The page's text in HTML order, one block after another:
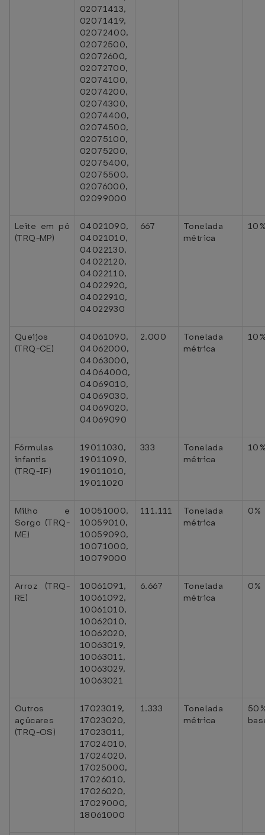
02071413,
02071419,
02072400,
02072500,
02072600,
02072700,
02074100,
02074200,
02074300,
02074400,
02074500,
02075100,
02075200,
02075400,
02075500,
02076000,
02099000
Leite em pó
(TRQ-MP)
04021090,
04021010,
04022130,
04022120,
04022110,
04022920,
04022910,
04022930
667
Tonelada
métrica
Queijos
(TRQ-CE)
04061090,
04062000,
04063000,
04064000,
04069010,
04069030,
04069020,
04069090
2.000
Tonelada
métrica
Fórmulas
infantis
(TRQ-IF)
19011030,
19011090,
19011010,
19011020
333
Tonelada
métrica
Milho e
Sorgo (TRQ-
ME)
10051000,
10059010,
10059090,
10071000,
10079000
111.111
Tonelada
métrica
0%
Arroz (TRQ-
RE)
10061091,
10061092,
10061010,
10062010,
10062020,
10063019,
10063011,
10063029,
10063021
6.667
Tonelada
métrica
0%
Outros
açúcares
(TRQ-OS)
17023019,
17023020,
17023011,
17024010,
17024020,
17025000,
17026010,
17026020,
17029000,
18061000
1.333
Tonelada
métrica